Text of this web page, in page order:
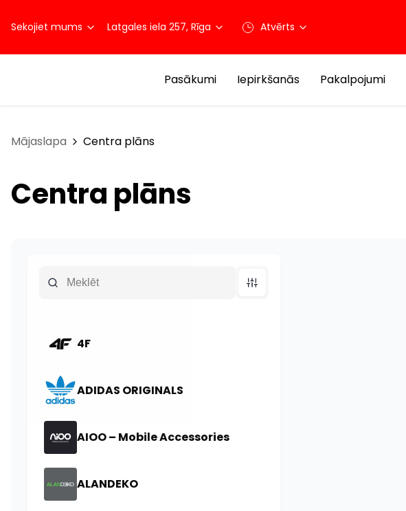
Sekojiet mums Latgales iela 257, Rīga Atvērts
Pasākumi Iepirkšanās Pakalpojumi
Mājaslapa Centra plāns
Centra plāns